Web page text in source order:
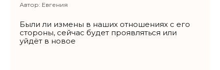
Автор: Евгения
Были ли измены в наших отношениях с его
стороны, сейчас будет проявляться или
уйдёт в новое